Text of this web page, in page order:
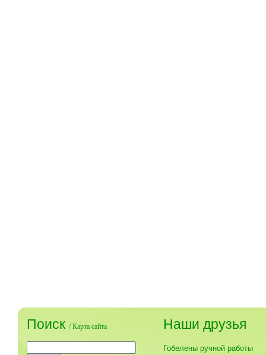
Поиск /Карта сайта Наши друзья
Гобелены ручной работы